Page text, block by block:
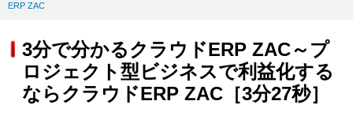
ERP ZAC
3分で分かるクラウドERP ZAC～プ
ロジェクト型ビジネスで利益化する
ならクラウドERP ZAC［3分27秒］